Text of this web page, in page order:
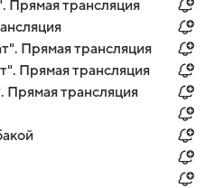
Прямая трансляция
Прямая трансляция
Прямая трансляция
Прямая трансляция